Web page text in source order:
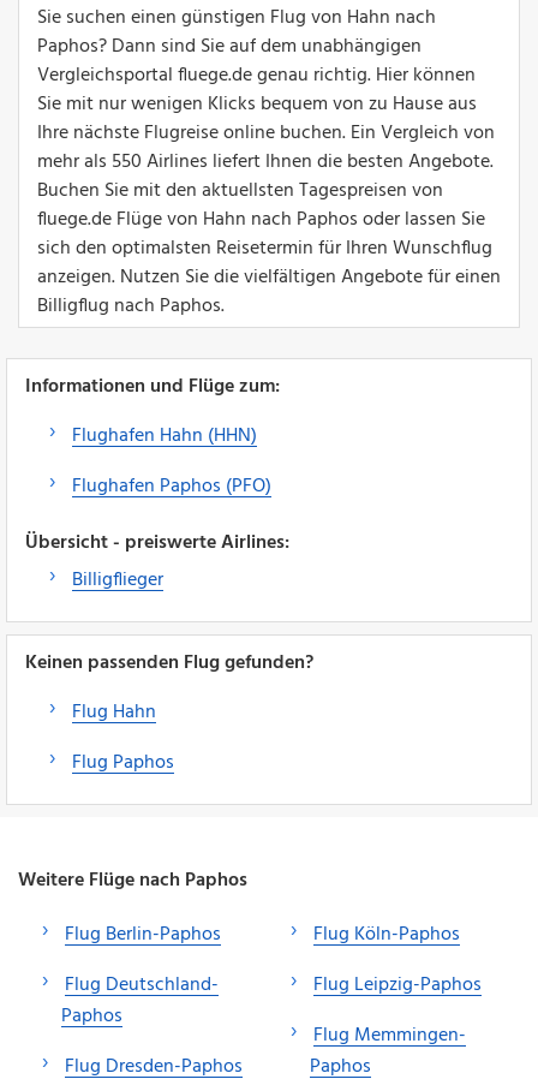
Sie suchen einen günstigen Flug von Hahn nach
Paphos? Dann sind Sie auf dem unabhängigen
Vergleichsportal fluege.de genau richtig. Hier können
Sie mit nur wenigen Klicks bequem von zu Hause aus
Ihre nächste Flugreise online buchen. Ein Vergleich von
mehr als 550 Airlines liefert Ihnen die besten Angebote.
Buchen Sie mit den aktuellsten Tagespreisen von
fluege.de Flüge von Hahn nach Paphos oder lassen Sie
sich den optimalsten Reisetermin für Ihren Wunschflug
anzeigen. Nutzen Sie die vielfältigen Angebote für einen
Billigflug nach Paphos.
Informationen und Flüge zum:
Flughafen Hahn (HHN)
Flughafen Paphos (PFO)
Übersicht - preiswerte Airlines:
Billigflieger
Keinen passenden Flug gefunden?
Flug Hahn
Flug Paphos
Weitere Flüge nach Paphos
Flug Berlin-Paphos
Flug Deutschland-
Paphos
Flug Dresden-Paphos
Flug Köln-Paphos
Flug Leipzig-Paphos
Flug Memmingen-
Paphos